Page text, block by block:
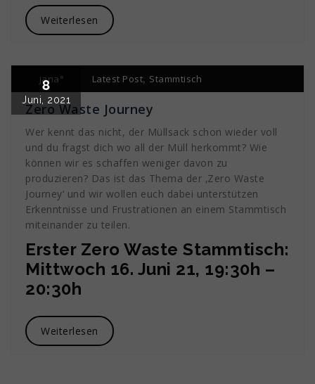
Weiterlesen
8
Juni, 2021
jana° Latest Post, Stammtisch
Zero Waste Journey
Wer kennt das nicht, der Müllsack schon wieder voll
und du fragst dich wo all der Müll herkommt? Wie
können wir es schaffen weniger davon zu
produzieren? Das ist das Thema der ‚Zero Waste
Journey‘ und wir wollen euch dabei unterstützen
Erkenntnisse und Frustrationen an einem Stammtisch
miteinander zu teilen.
Erster Zero Waste Stammtisch:
Mittwoch 16. Juni 21, 19:30h –
20:30h
Weiterlesen